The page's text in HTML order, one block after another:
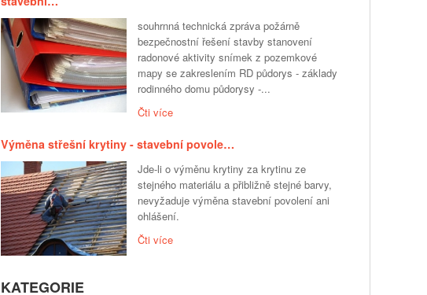
souhrnná technická zpráva požárně
bezpečnostní řešení stavby stanovení
radonové aktivity snímek z pozemkové
mapy se zakreslením RD půdorys - základy
rodinného domu půdorysy -...
Čti více
Výměna střešní krytiny - stavební povole…
Jde-li o výměnu krytiny za krytinu ze
stejného materiálu a přibližně stejné barvy,
nevyžaduje výměna stavební povolení ani
ohlášení.
Čti více
KATEGORIE